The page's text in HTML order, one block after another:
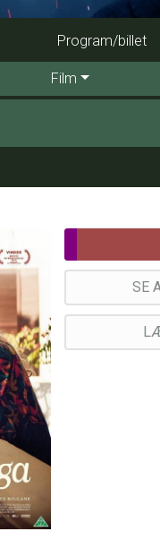
Program/billet
Film
SE